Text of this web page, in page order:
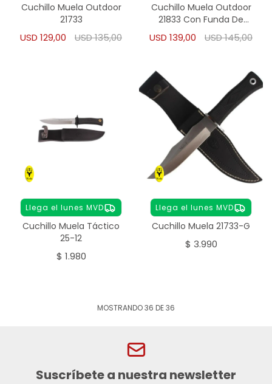
Cuchillo Muela Outdoor
21733
USD 129,00 USD135,00
Cuchillo Muela Outdoor
21833 Con Funda De
Cuero
USD 139,00 USD145,00
Llega el lunes MVD
Cuchillo Muela Táctico
25-12
$ 1.980
Llega el lunes MVD
Cuchillo Muela 21733-G
$ 3.990
MOSTRANDO36 DE36
Suscríbete a nuestra newsletter